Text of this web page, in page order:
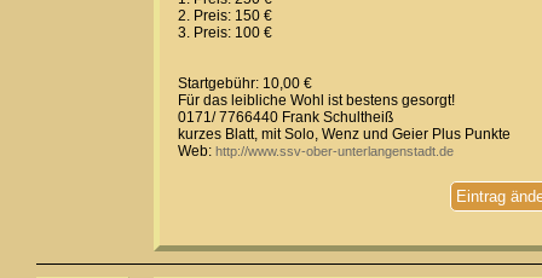
2. Preis: 150 €
3. Preis: 100 €
Startgebühr: 10,00 €
Für das leibliche Wohl ist bestens gesorgt!
0171/ 7766440 Frank Schultheiß
kurzes Blatt, mit Solo, Wenz und Geier Plus Punkte
Web: http://www.ssv-ober-unterlangenstadt.de
Eintrag